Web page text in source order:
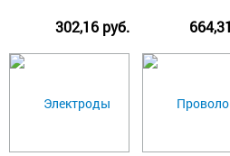
302,16 руб.